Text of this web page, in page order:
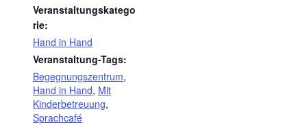
Veranstaltungskatego
rie:
Hand in Hand
Veranstaltung-Tags:
Begegnungszentrum,
Hand in Hand, Mit
Kinderbetreuung,
Sprachcafé